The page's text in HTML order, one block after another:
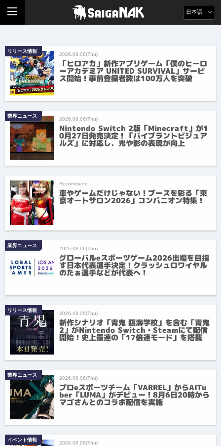
日本語
リリース情報 2026.08.06(Thu)
「ヒロアカ」新作アプリゲーム「僕のヒーロ
ーアカデミア UNITED SURVIVAL」サービ
ス開始！事前登録者数は100万人を突破
業界ニュース 2026.08.06(Thu)
Nintendo Switch 2版「Minecraft」が1
0月27日発売決定！「バイブラントビジュア
ルズ」に対応し、光や影の表現が向上
Recommend
車やゲームだけじゃない！ブースを彩る「東
京オートサロン2026」コンパニオン特集！
業界ニュース 2026.08.06(Thu)
グローバルeスポーツゲーム2026出場を目指
す日本代表選手決定！クラッシュロワイヤル
のたぁ選手などが代表へ！
リリース情報 2026.08.06(Thu)
新作シナリオ「青鬼 臨海学校」を含む「青鬼
2」がNintendo Switch・Steamにて配信
開始！史上最速の「17倍速モード」を搭載
業界ニュース 2026.08.06(Thu)
プロeスポーツチーム「VARREL」からAITu
ber「LUMA」がデビュー！8月6日20時から
マゴさんとのコラボ配信を実施
イベント情報 2026.08.06(Thu)